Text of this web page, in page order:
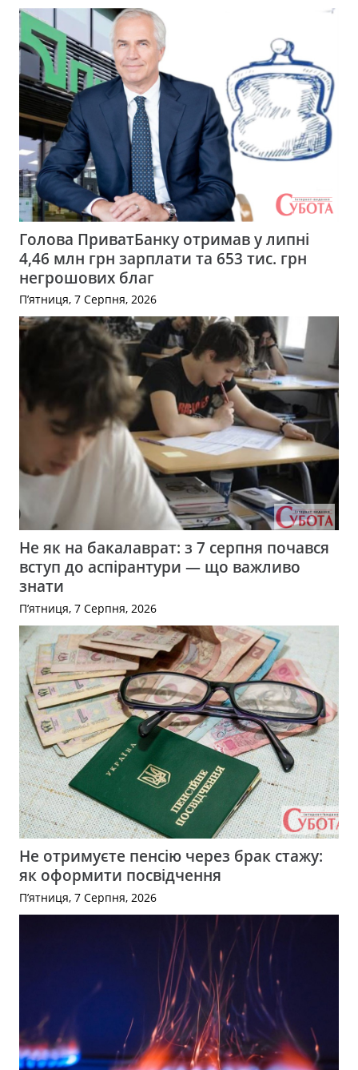
Голова ПриватБанку отримав у липні
4,46 млн грн зарплати та 653 тис. грн
негрошових благ
П’ятниця, 7 Серпня, 2026
Не як на бакалаврат: з 7 серпня почався
вступ до аспірантури — що важливо
знати
П’ятниця, 7 Серпня, 2026
Не отримуєте пенсію через брак стажу:
як оформити посвідчення
П’ятниця, 7 Серпня, 2026